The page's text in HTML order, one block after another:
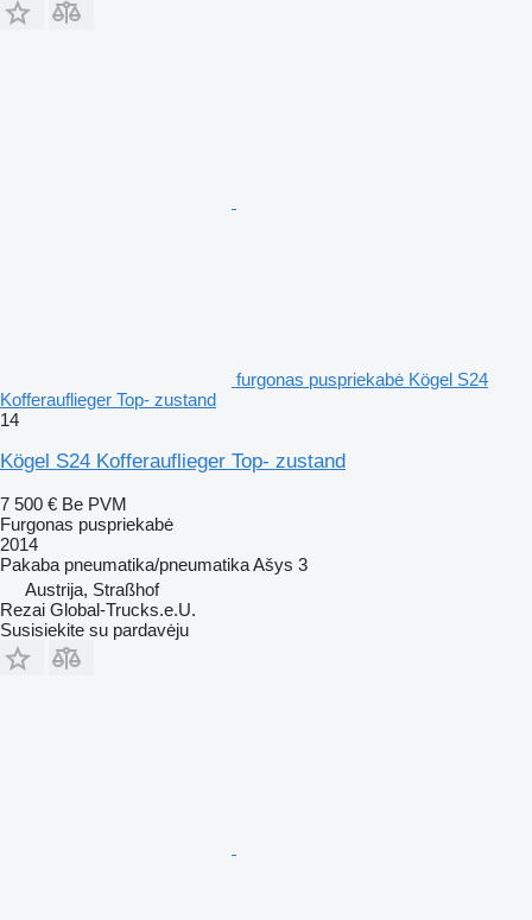
furgonas puspriekabė Kögel S24
Kofferauflieger Top- zustand
14
Kögel S24 Kofferauflieger Top- zustand
7 500 € Be PVM
Furgonas puspriekabė
2014
Pakaba pneumatika/pneumatikaAšys 3
Austrija, Straßhof
Rezai Global-Trucks.e.U.
Susisiekite su pardavėju